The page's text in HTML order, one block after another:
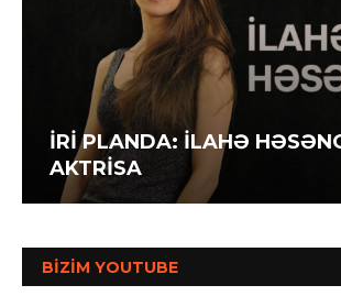
İRİ PLANDA: İLAHƏ
AKTRİSA
BIZIM YOUTUBE